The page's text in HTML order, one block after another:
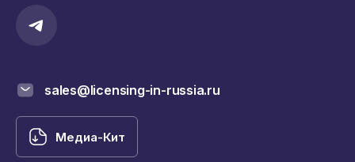
sales@licensing-in-russia.ru
Медиа-Кит